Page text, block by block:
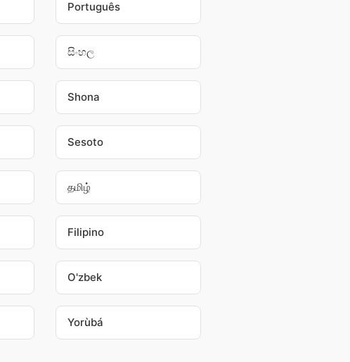
Português
සිංහල
Shona
Sesoto
தமிழ்
Filipino
O'zbek
Yorùbá